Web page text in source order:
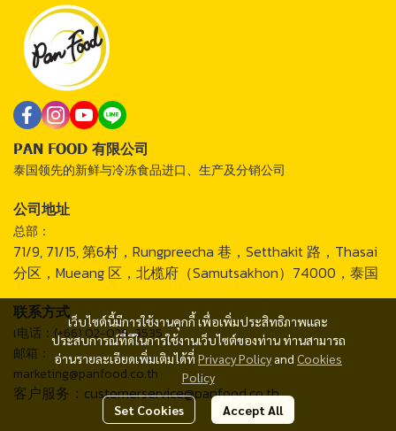
เว็บไซต์นี้มีการใช้งานคุกกี้ เพื่อเพิ่มประสิทธิภาพและ
ประสบการณ์ที่ดีในการใช้งานเว็บไซต์ของท่าน ท่านสามารถ
อ่านรายละเอียดเพิ่มเติมได้ที่ Privacy Policy and Cookies
Policy
Set Cookies Accept All
PAN FOOD 有限公司
泰国领先的新鲜与冷冻食品进口、生产及分销公司
公司地址
总部：
71/9, 71/15, 第6村，Rungpreecha 巷，Setthakit 路，Thasai
分区，Mueang 区，北榄府（Samutsakhon）74000，泰国
联系方式
เ电话：(+66) 02-026-3535
邮箱：
marketing@panfood.co.th
客户服务：customerservice@panfood.co.th